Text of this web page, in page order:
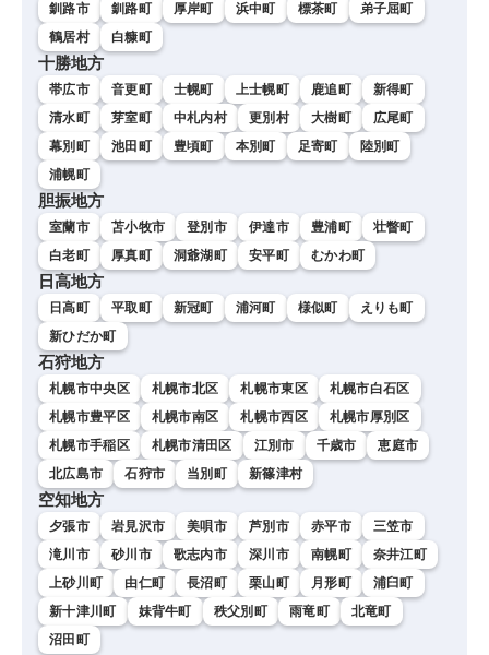
釧路市 釧路町 厚岸町 浜中町 標茶町
弟子屈町
鶴居村
白糠町
十勝地方
帯広市 音更町 士幌町 上士幌町 鹿追町
新得町
清水町
芽室町 中札内村 更別村 大樹町
広尾町
幕別町
池田町 豊頃町 本別町 足寄町
陸別町
浦幌町
胆振地方
室蘭市 苫小牧市 登別市 伊達市 豊浦町
壮瞥町
白老町
厚真町 洞爺湖町 安平町 むかわ町
日高地方
日高町 平取町 新冠町 浦河町 様似町
えりも町
新ひだか町
石狩地方
札幌市中央区 札幌市北区 札幌市東区
札幌市白石区
札幌市豊平区
札幌市南区 札幌市西区
札幌市厚別区
札幌市手稲区
札幌市清田区 江別市 千歳市
恵庭市
北広島市
石狩市 当別町 新篠津村
空知地方
夕張市 岩見沢市 美唄市 芦別市 赤平市
三笠市
滝川市
砂川市 歌志内市 深川市 南幌町
奈井江町
上砂川町
由仁町 長沼町 栗山町 月形町
浦臼町
新十津川町
妹背牛町 秩父別町 雨竜町
北竜町
沼田町